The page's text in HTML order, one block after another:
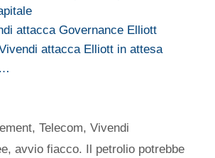
attacca Governance Elliott
attacca Elliott in attesa
,Telecom,Vivendi
avvio fiacco. Il petrolio potrebbe